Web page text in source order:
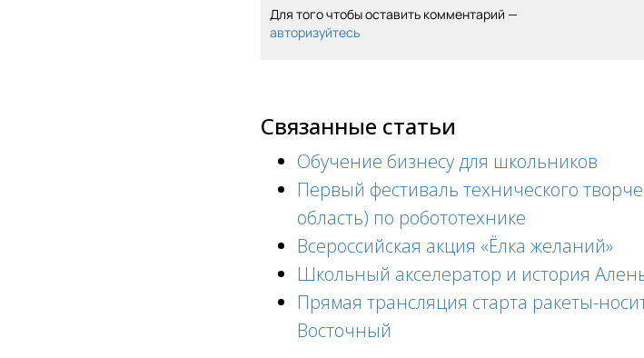
Для того чтобы оставить комментарий —
авторизуйтесь
Связанные статьи
Обучение бизнесу для школьников
Первый фестиваль технического
область) по робототехнике
Всероссийская акция «Ёлка желаний»
Школьный акселератор и история
Прямая трансляция старта ракеты-
Восточный